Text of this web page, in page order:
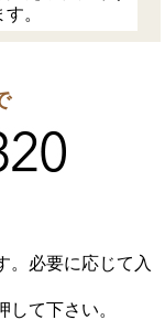
。
。必要に応じて入
て下さい。